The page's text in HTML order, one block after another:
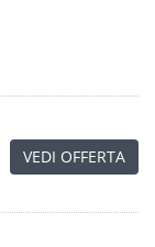
VEDI OFFERTA